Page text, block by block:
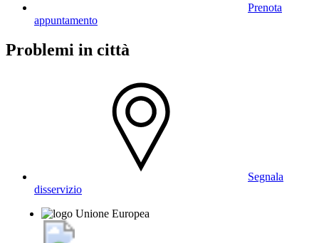
Prenota
appuntamento
Problemi in città
Segnala
disservizio